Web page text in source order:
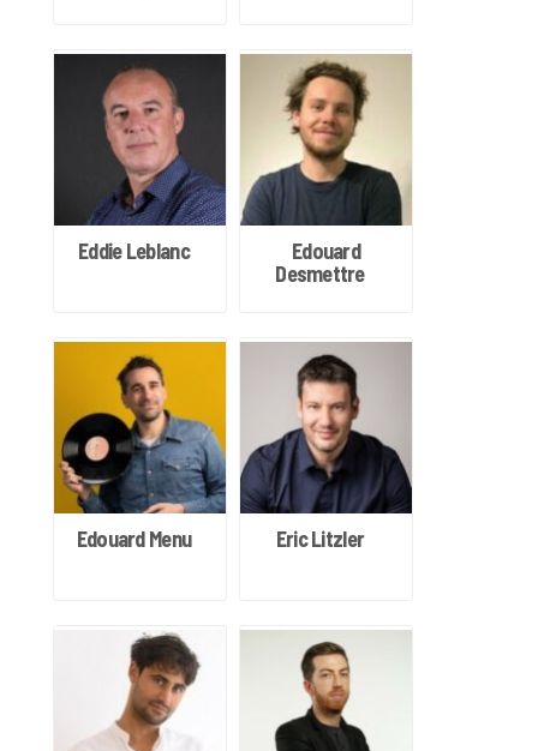
Eddie Leblanc
Edouard
Desmettre
Edouard Menu Eric Litzler